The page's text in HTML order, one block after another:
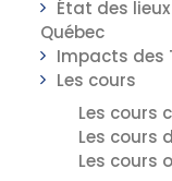
État des
Québec
Impacts des
Les cours
Les cours
Les cours
Les cours